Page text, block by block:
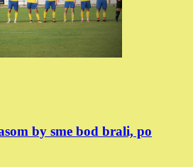
by sme bod brali, po